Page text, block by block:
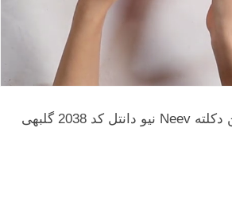
Loaded
0%
0%
ست شورت و سوتین دکلته Neev نیو دانتل کد 2038 گلبهی